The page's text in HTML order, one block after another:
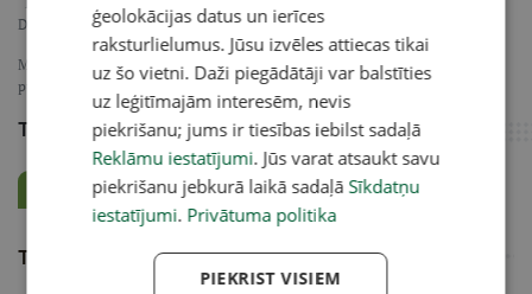
Daugava", "Bauskas Dzīve", "Alūksnes un Malienas Ziņas" un “Ziemeļlatvija”.
Mediju atbalsta fonda ieguldījums no Latvijas valsts budžeta līdzekļiem. Par
publikācijas saturu atbild “Latvijas Avīze”.
Tēma
Sarežģītā Latvija
Tēmturi
ģeolokācijas datus un ierīces
raksturlielumus. Jūsu izvēles attiecas tikai
uz šo vietni. Daži piegādātāji var balstīties
uz leģitīmajām interesēm, nevis
piekrišanu; jums ir tiesības iebilst sadaļā
Reklāmu iestatījumi. Jūs varat atsaukt savu
piekrišanu jebkurā laikā sadaļā Sīkdatņu
iestatījumi. Privātuma politika
PIEKRIST VISIEM